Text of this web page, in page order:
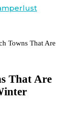
Towns That Are
That Are